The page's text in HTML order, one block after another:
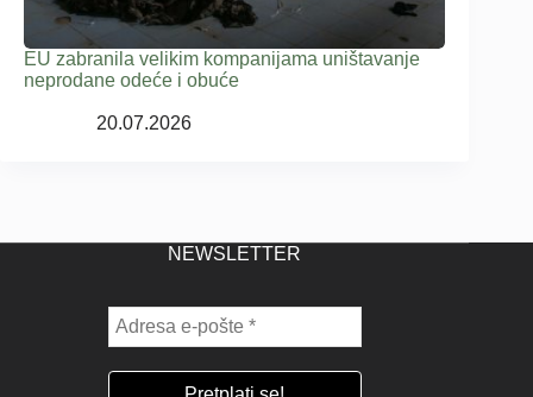
EU zabranila velikim kompanijama uništavanje
neprodane odeće i obuće
20.07.2026
NEWSLETTER